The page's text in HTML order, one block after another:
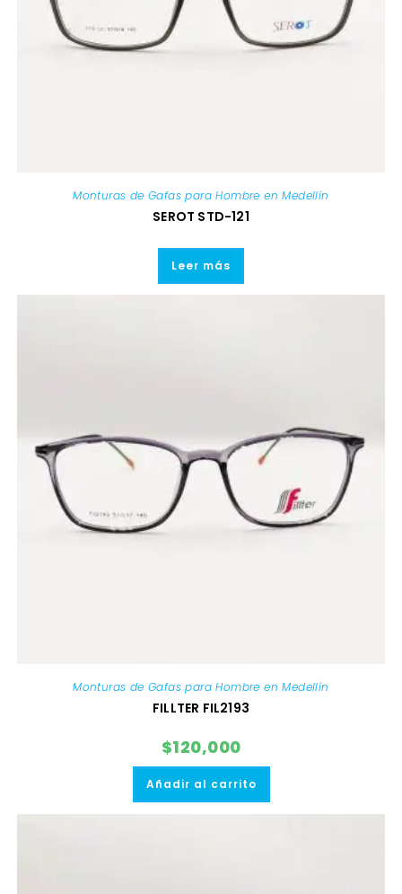
Monturas de Gafas para Hombre en Medellín
SEROT STD-121
Leer más
Monturas de Gafas para Hombre en Medellín
FILLTER FIL2193
$120,000
Añadir al carrito